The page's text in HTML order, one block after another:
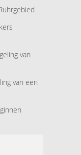
van
van een